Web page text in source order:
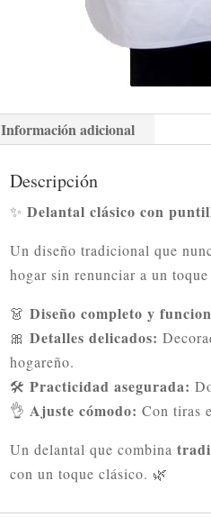
Información adicional
Descripción
✨ Delantal clásico con
Un diseño tradicional que
hogar sin renunciar a un
👗 Diseño completo y
🎀 Detalles delicados:
hogareño.
🛠️ Practicidad asegurada:
👌 Ajuste cómodo: Con tiras
Un delantal que combina
con un toque clásico. 🌿